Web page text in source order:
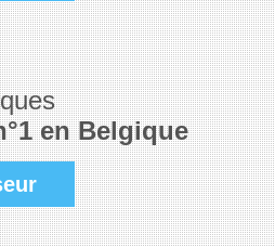
en Belgique